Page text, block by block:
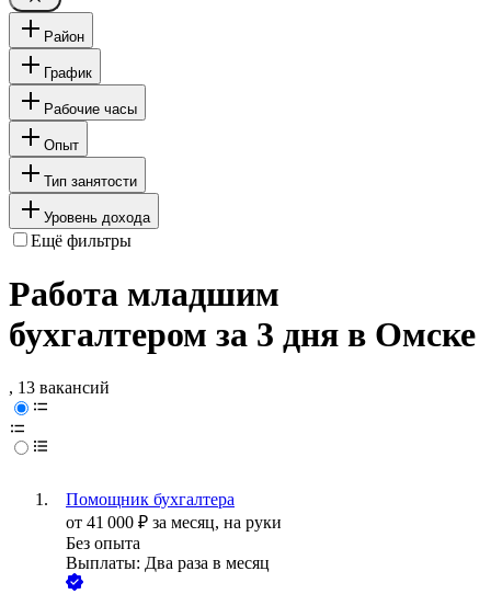
Район
График
Рабочие часы
Опыт
Тип занятости
Уровень дохода
Ещё фильтры
Работа младшим
бухгалтером за 3 дня в Омске
, 13 вакансий
Помощник бухгалтера
от 41 000 ₽ за месяц, на руки
Без опыта
Выплаты: Два раза в месяц